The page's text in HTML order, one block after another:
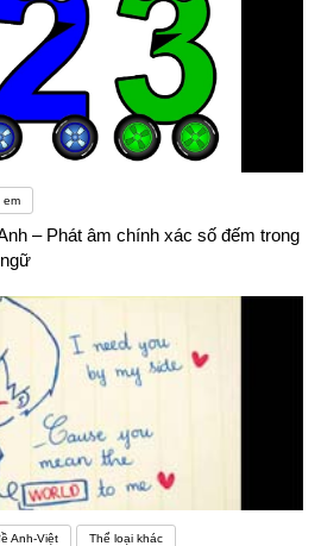
em
– Phát âm chính xác số đếm trong
Anh-Việt Thể loại khác